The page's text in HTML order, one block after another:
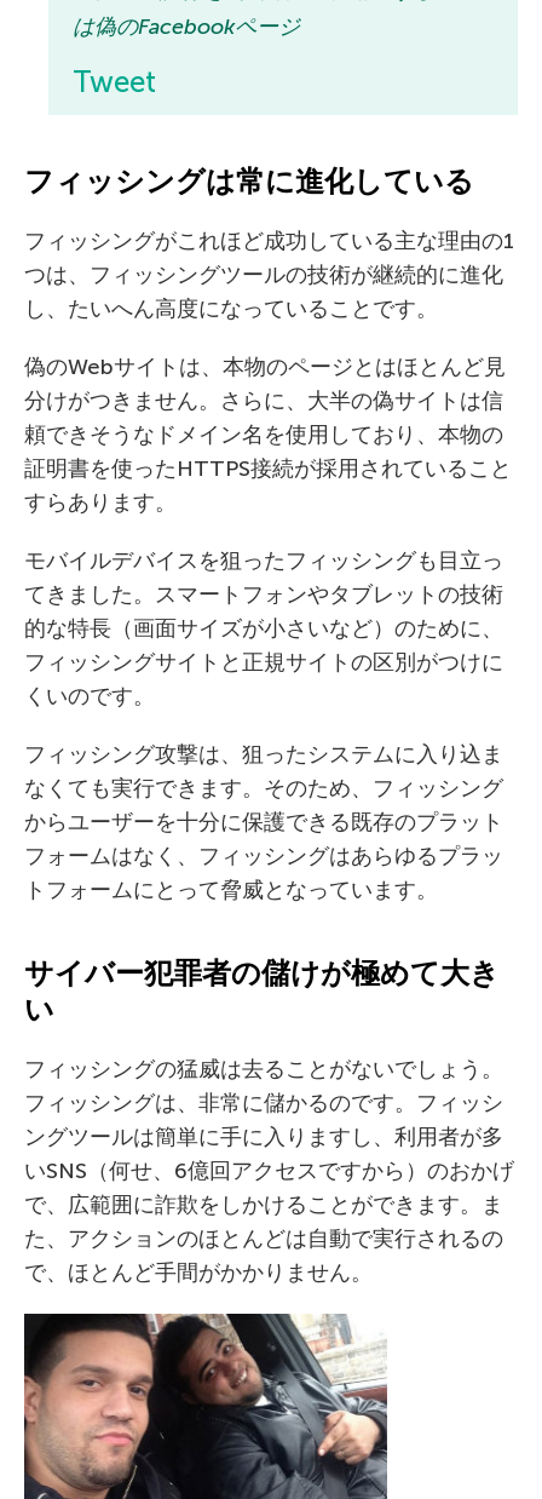
は偽のFacebookページ
Tweet
フィッシングは常に進化している
フィッシングがこれほど成功している主な理由の1
つは、フィッシングツールの技術が継続的に進化
し、たいへん高度になっていることです。
偽のWebサイトは、本物のページとはほとんど見
分けがつきません。さらに、大半の偽サイトは信
頼できそうなドメイン名を使用しており、本物の
証明書を使ったHTTPS接続が採用されていること
すらあります。
モバイルデバイスを狙ったフィッシングも目立っ
てきました。スマートフォンやタブレットの技術
的な特長（画面サイズが小さいなど）のために、
フィッシングサイトと正規サイトの区別がつけに
くいのです。
フィッシング攻撃は、狙ったシステムに入り込ま
なくても実行できます。そのため、フィッシング
からユーザーを十分に保護できる既存のプラット
フォームはなく、フィッシングはあらゆるプラッ
トフォームにとって脅威となっています。
サイバー犯罪者の儲けが極めて大き
い
フィッシングの猛威は去ることがないでしょう。
フィッシングは、非常に儲かるのです。フィッシ
ングツールは簡単に手に入りますし、利用者が多
いSNS（何せ、6億回アクセスですから）のおかげ
で、広範囲に詐欺をしかけることができます。ま
た、アクションのほとんどは自動で実行されるの
で、ほとんど手間がかかりません。